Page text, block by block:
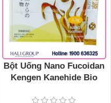
Bột Uống Nano Fucoidan
Kengen Kanehide Bio